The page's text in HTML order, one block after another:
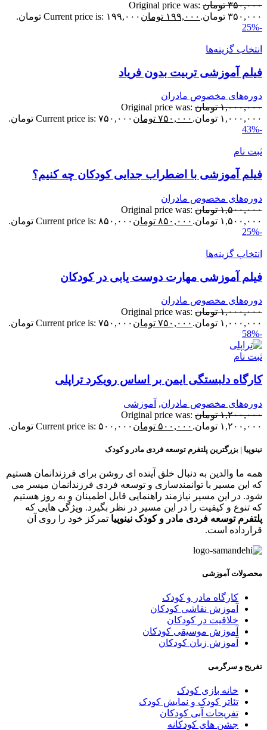
تومان Original price was:
تومان.
۱۹۹,۰۰۰ تومانCurrent price is: ۱۹۹,۰۰۰ تومان.
گزینه‌ها
آموزشی تربیت بدون فریاد
مخصوص مادران
تومان Original price was:
تومان.
۷۵۰,۰۰۰ تومانCurrent price is: ۷۵۰,۰۰۰ تومان.
نام
آموزشی با اضطراب جدایی کودکان چه کنیم؟
مخصوص مادران
تومان Original price was:
تومان.
۸۵۰,۰۰۰ تومانCurrent price is: ۸۵۰,۰۰۰ تومان.
گزینه‌ها
آموزشی مهارت دوست یابی در کودکان
مخصوص مادران
تومان Original price was:
تومان.
۷۵۰,۰۰۰ تومانCurrent price is: ۷۵۰,۰۰۰ تومان.
نام
دلبستگی ایمن بر اساس رویکرد تراپلی
مخصوص مادران ,آموزشی
تومان Original price was:
تومان.
۵۰۰,۰۰۰ تومانCurrent price is: ۵۰۰,۰۰۰ تومان.
| بزرگترین پلتفرم توسعه فردی مادر و کودک
ما والدین به دنبال خلق آینده ای روشن برای فرزندانمان هستیم
این مسیر با توانمندسازی و توسعه فردی فرزندانمان میسر می
در این مسیر نیازمند راهنمایی قابل اطمینان و به روز هستیم
تنوع و کیفیت را در این مسیر در نظر بگیرد. ویژگی هایی که
توسعه فردی مادر و کودک نینوپیاتمرکز خود را روی آن
است.
آموزشی
کارگاه مادر و کودک
آموزش نقاشی کودکان
خلاقیت در کودکان
آموزش موسیقی کودکان
آموزش زبان کودکان
و سرگرمی
خانه بازی کودک
تئاتر کودک و نمایش کودک
تفریحات آبی کودکان
جشن های کودکانه